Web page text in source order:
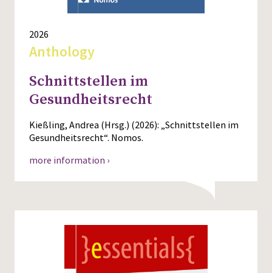
2026
Anthology
Schnittstellen im
Gesundheitsrecht
Kießling, Andrea (Hrsg.) (2026): „Schnittstellen im
Gesundheitsrecht“. Nomos.
more information ›